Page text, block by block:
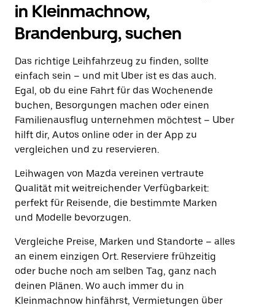
in Kleinmachnow,
Brandenburg, suchen
Das richtige Leihfahrzeug zu finden, sollte
einfach sein – und mit Uber ist es das auch.
Egal, ob du eine Fahrt für das Wochenende
buchen, Besorgungen machen oder einen
Familienausflug unternehmen möchtest – Uber
hilft dir, Autos online oder in der App zu
vergleichen und zu reservieren.
Leihwagen von Mazda vereinen vertraute
Qualität mit weitreichender Verfügbarkeit:
perfekt für Reisende, die bestimmte Marken
und Modelle bevorzugen.
Vergleiche Preise, Marken und Standorte – alles
an einem einzigen Ort. Reserviere frühzeitig
oder buche noch am selben Tag, ganz nach
deinen Plänen. Wo auch immer du in
Kleinmachnow hinfährst, Vermietungen über